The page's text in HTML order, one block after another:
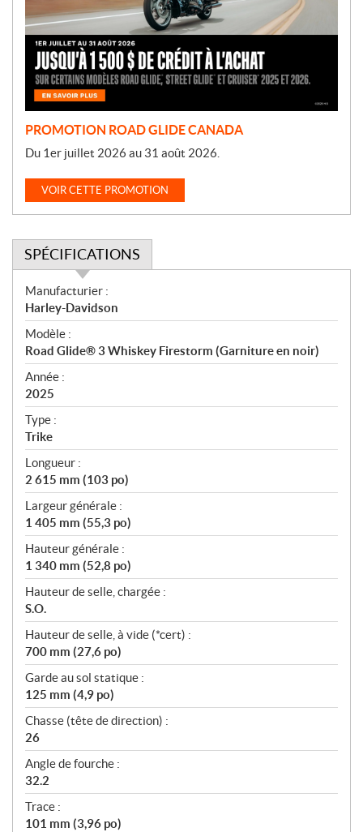
o
t
n
PROMOTION ROAD GLIDE CANADA
Du 1er juillet 2026 au 31 août 2026.
VOIR CETTE PROMOTION
SPÉCIFICATIONS
S
p
é
c
i
f
i
c
a
t
i
o
n
s
Manufacturier :
Harley-Davidson
Modèle :
Road Glide® 3 Whiskey Firestorm (Garniture en noir)
Année :
2025
Type :
Trike
Longueur :
2 615 mm (103 po)
Largeur générale :
1 405 mm (55,3 po)
Hauteur générale :
1 340 mm (52,8 po)
Hauteur de selle, chargée :
S.O.
Hauteur de selle, à vide (*cert) :
700 mm (27,6 po)
Garde au sol statique :
125 mm (4,9 po)
Chasse (tête de direction) :
26
Angle de fourche :
32.2
Trace :
101 mm (3,96 po)